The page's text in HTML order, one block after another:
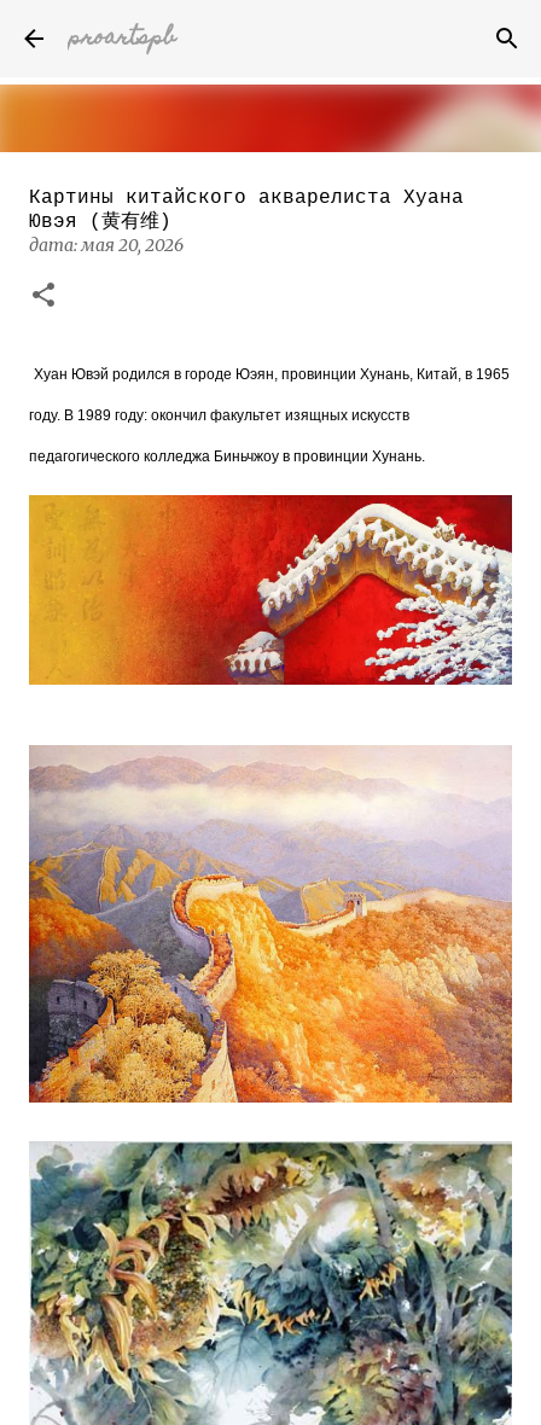
proartspb
Бумажные скульптуры канадского
художника Келвина Николса (Calvin
Nicholls)
Картины китайского акварелиста Хуана
Ювэя (黄有维)
дата:мая 20, 2026
Хуан Ювэй родился в городе Юэян, провинции Хунань, Китай, в 1965
году. В 1989 году: окончил факультет изящных искусств
педагогического колледжа Биньчжоу в провинции Хунань.